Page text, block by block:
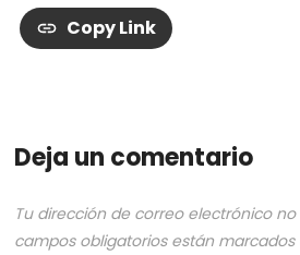
Copy Link
Deja un comentario
Tu dirección de correo electrónico
campos obligatorios están marcados